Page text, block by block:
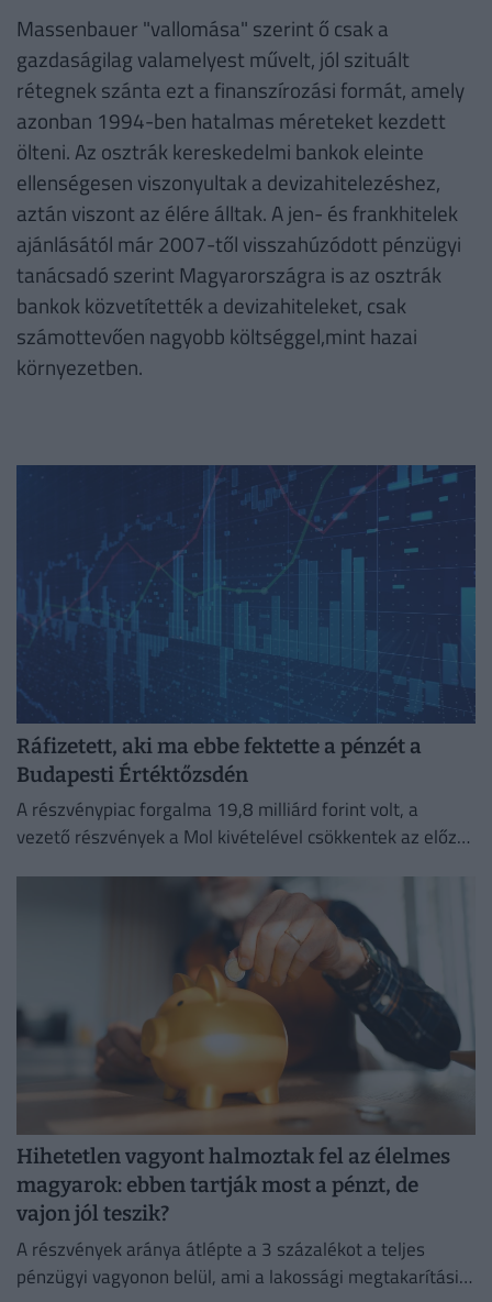
Massenbauer "vallomása" szerint ő csak a
gazdaságilag valamelyest művelt, jól szituált
rétegnek szánta ezt a finanszírozási formát, amely
azonban 1994-ben hatalmas méreteket kezdett
ölteni. Az osztrák kereskedelmi bankok eleinte
ellenségesen viszonyultak a devizahitelezéshez,
aztán viszont az élére álltak. A jen- és frankhitelek
ajánlásától már 2007-től visszahúzódott pénzügyi
tanácsadó szerint Magyarországra is az osztrák
bankok közvetítették a devizahiteleket, csak
számottevően nagyobb költséggel,mint hazai
környezetben.
Ráfizetett, aki ma ebbe fektette a pénzét a
Budapesti Értéktőzsdén
A részvénypiac forgalma 19,8 milliárd forint volt, a
vezető részvények a Mol kivételével csökkentek az előző
Hihetetlen vagyont halmoztak fel az élelmes
magyarok: ebben tartják most a pénzt, de
vajon jól teszik?
A részvények aránya átlépte a 3 százalékot a teljes
pénzügyi vagyonon belül, ami a lakossági megtakarítási